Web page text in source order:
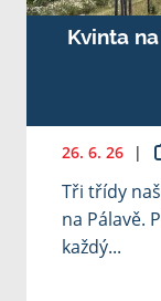
Kvinta
26. 6. 26 |
Tři třídy
na Pálavě.
každý...